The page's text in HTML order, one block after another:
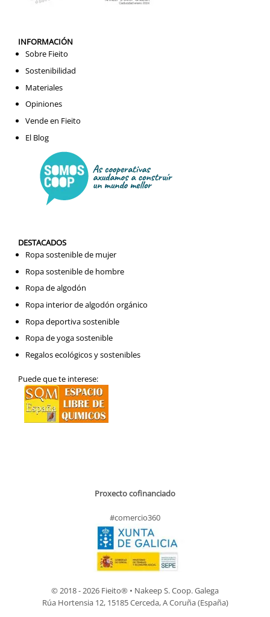
INFORMACIÓN
Sobre Fieito
Sostenibilidad
Materiales
Opiniones
Vende en Fieito
El Blog
DESTACADOS
Ropa sostenible de mujer
Ropa sostenible de hombre
Ropa de algodón
Ropa interior de algodón orgánico
Ropa deportiva sostenible
Ropa de yoga sostenible
Regalos ecológicos y sostenibles
Puede que te interese:
Proxecto cofinanciado
#comercio360
© 2018 - 2026 Fieito® • Nakeep S. Coop. Galega
Rúa Hortensia 12, 15185 Cerceda, A Coruña (España)